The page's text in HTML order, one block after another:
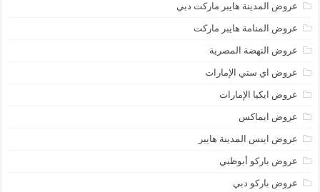
عروض المدينة هايبر ماركت دبي
عروض المنامة هايبر ماركت
عروض النهضة المصرية
عروض اي ستي الإمارات
عروض ايكيا الإمارات
عروض ايماكس
عروض اينس المدينة هايبر
عروض باركو أبوظبي
عروض باركو دبي